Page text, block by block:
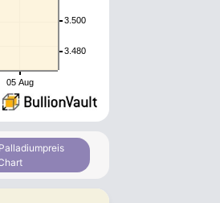
05 Aug
3.480
3.500